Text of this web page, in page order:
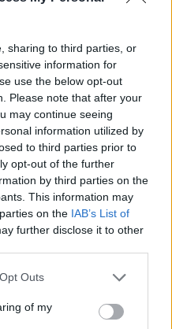
sharing to third parties, or
information for
use the below opt-out
Please note that after your
may continue seeing
information utilized by
to third parties prior to
opt-out of the further
by third parties on the
This information may
on the IAB’s List of
further disclose it to other
uses one or more Google
You may click to
and its third-party tags to
Outs
of my
h
a
re
La Marmora, parcheggio
falsi incaricati